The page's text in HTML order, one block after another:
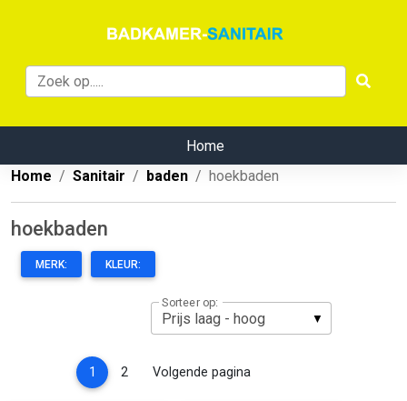
Home
Home
Sanitair baden hoekbaden
hoekbaden
MERK: KLEUR:
Sorteer op:
1 (current)
2 Volgende pagina